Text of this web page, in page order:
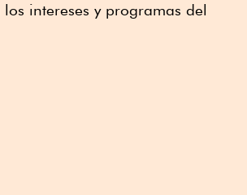
intereses y programas del